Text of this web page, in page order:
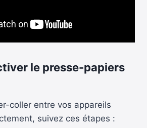
le presse-papiers
coller entre vos appareils
suivez ces étapes :